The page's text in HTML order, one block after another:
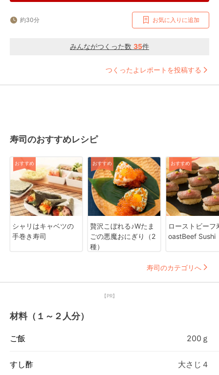
約30分 お気に入りに追加
みんながつくった数 35件
つくったよレポートを投稿する
寿司のおすすめレシピ
おすすめ
シャリはキャベツの
手巻き寿司
おすすめ
贅沢こぼれる♪Wたま
ごの悪魔おにぎり（2
種）
おすすめ
ローストビーフ
oastBeef Sushi
寿司のカテゴリへ
【PR】
材料（１～２人分）
ご飯 200ｇ
すし酢 大さじ４